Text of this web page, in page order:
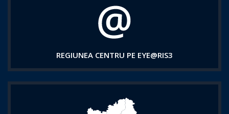
REGIUNEA CENTRU PE EYE@RIS3